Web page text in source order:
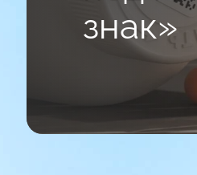
знак»